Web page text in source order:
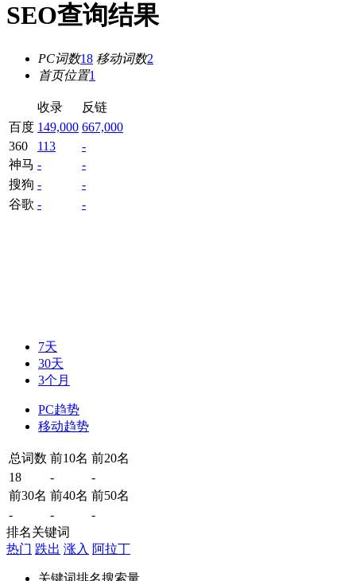
SEO查询结果
PC词数18 移动词数2
首页位置1
收录
反链
百度 149,000 667,000
360
113
-
神马 -
-
搜狗 -
-
谷歌 - -
7天
30天
3个月
PC趋势
移动趋势
总词数 前10名 前20名
18
-
-
前30名 前40名 前50名
-
-
-
排名关键词
热门 跌出 涨入 阿拉丁
关键词排名搜索量